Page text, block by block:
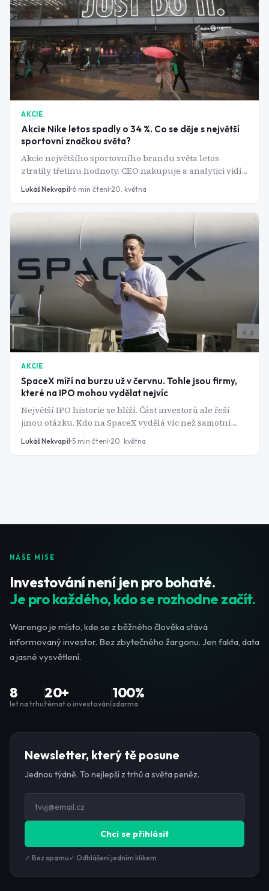
AKCIE
Akcie Nike letos spadly o 34 %. Co se děje s největší
sportovní značkou světa?
Akcie největšího sportovního brandu světa letos
ztratily třetinu hodnoty. CEO nakupuje a analytici vidí
Lukáš Nekvapil 6 min čtení 20. května
AKCIE
SpaceX míří na burzu už v červnu. Tohle jsou firmy,
které na IPO mohou vydělat nejvíc
Největší IPO historie se blíží. Část investorů ale řeší
jinou otázku. Kdo na SpaceX vydělá víc než samotní
akcionáři firmy?
Lukáš Nekvapil 5 min čtení 20. května
NAŠE MISE
Investování není jen pro bohaté.
Je pro každého, kdo se rozhodne začít.
Warengo je místo, kde se z běžného člověka stává
informovaný investor. Bez zbytečného žargonu. Jen fakta, data
a jasné vysvětlení.
8
let na trhu
20+
témat o investování
100%
zdarma
Newsletter, který tě posune
Jednou týdně. To nejlepší z trhů a světa peněz.
Chci se přihlásit
✓ Bez spamu ✓ Odhlášení jedním klikem